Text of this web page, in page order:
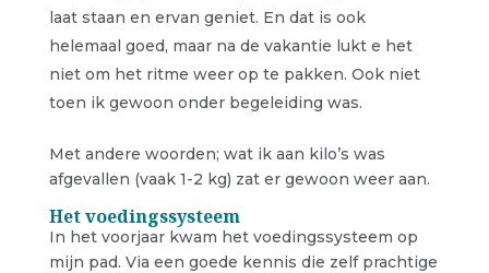
laat staan en ervan geniet. En dat is ook
helemaal goed, maar na de vakantie lukt e het
niet om het ritme weer op te pakken. Ook niet
toen ik gewoon onder begeleiding was.
Met andere woorden; wat ik aan kilo’s was
afgevallen (vaak 1-2 kg) zat er gewoon weer aan.
Het voedingssysteem
In het voorjaar kwam het voedingssysteem op
mijn pad. Via een goede kennis die zelf prachtige